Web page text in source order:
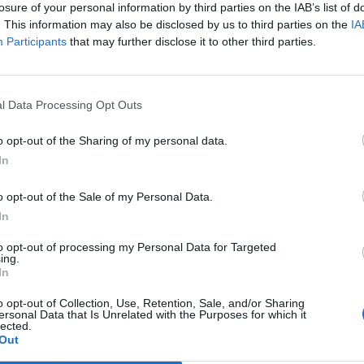
of your personal information by third parties on the IAB’s list of
This information may also be disclosed by us to third parties on the
Participants that may further disclose it to other third parties.
Data Processing Opt Outs
opt-out of the Sharing of my personal data.
opt-out of the Sale of my Personal Data.
opt-out of processing my Personal Data for Targeted
opt-out of Collection, Use, Retention, Sale, and/or Sharing
Data that Is Unrelated with the Purposes for which it
Berlusconi ha riconosciuto
Grandi il problema del debito, ma ha
come l'Italia lo abbia sempre onorato e
impegni assunti con la Ue e in sede
sia un multiplo dello stock del debito.
impegni assunti con la lettera alla Ue,
che ieri il Consiglio dei ministri ha
quegli impegni. TESTO BLINDATO Il
illustrato i punti importanti della lettera
e ha sottolineato che ieri il
ministri ha dato il via libera ad un
alla legge di stabilità per
impegni assunti nella missiva.
anche annunciato che il governo porrà
ddl Stabilità e sull'emendamento
dal Consiglio dei ministri. Berlusconi,
Trump, Meloni e la strategia